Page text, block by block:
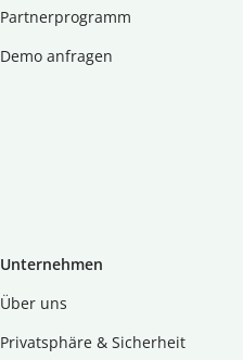
Partnerprogramm
Demo anfragen
Unternehmen
Über uns
Privatsphäre & Sicherheit